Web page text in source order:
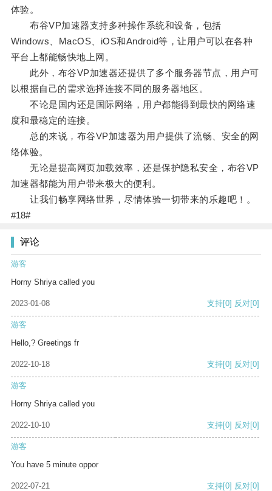
体验。
布谷VP加速器支持多种操作系统和设备，包括
Windows、MacOS、iOS和Android等，让用户可以在各种
平台上都能畅快地上网。
此外，布谷VP加速器还提供了多个服务器节点，用户可
以根据自己的需求选择连接不同的服务器地区。
不论是国内还是国际网络，用户都能得到最快的网络速
度和最稳定的连接。
总的来说，布谷VP加速器为用户提供了流畅、安全的网
络体验。
无论是提高网页加载效率，还是保护隐私安全，布谷VP
加速器都能为用户带来极大的便利。
让我们畅享网络世界，尽情体验一切带来的乐趣吧！。
#18#
评论
游客
Horny Shriya called you
2023-01-08 支持[0] 反对[0]
游客
Hello,? Greetings fr
2022-10-18 支持[0] 反对[0]
游客
Horny Shriya called you
2022-10-10 支持[0] 反对[0]
游客
You have 5 minute oppor
2022-07-21 支持[0] 反对[0]